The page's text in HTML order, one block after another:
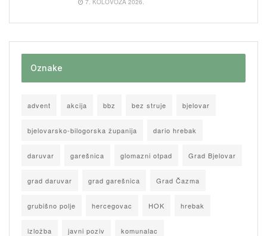
7. KOLOVOZA 2026.
Oznake
advent akcija bbz bez struje bjelovar
bjelovarsko-bilogorska županija dario hrebak
daruvar garešnica glomazni otpad Grad Bjelovar
grad daruvar grad garešnica Grad Čazma
grubišno polje hercegovac HOK hrebak
izložba javni poziv komunalac